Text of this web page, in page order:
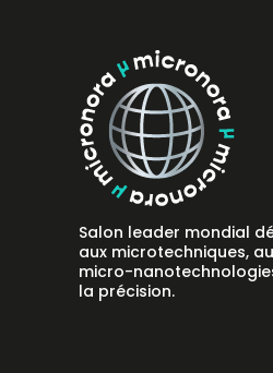
Salon leader mondial
aux microtechniques,
micro-
la précision.